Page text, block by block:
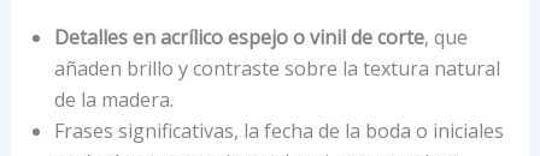
Detalles en acrílico espejo o vinil de corte, que
añaden brillo y contraste sobre la textura natural
de la madera.
Frases significativas, la fecha de la boda o iniciales